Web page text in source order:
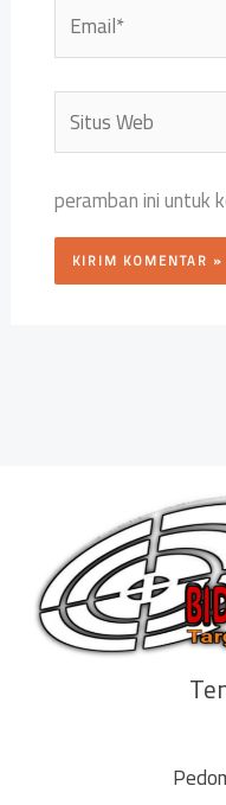
Email*
Situs
Web
peramban ini untuk